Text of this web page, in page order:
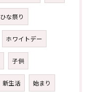
ひな祭り
ホワイトデー
子供
新生活 始まり